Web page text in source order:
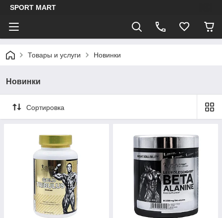
SPORT MART
Товары и услуги Новинки
Новинки
Сортировка